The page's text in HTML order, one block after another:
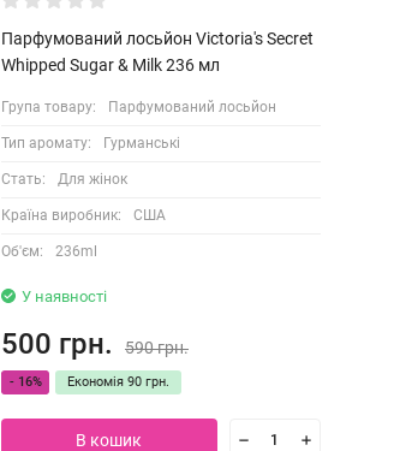
Парфумований лосьйон Victoria's Secret
Whipped Sugar & Milk 236 мл
Група товару: Парфумований лосьйон
Тип аромату: Гурманські
Стать: Для жінок
Країна виробник: США
Об'єм: 236ml
У наявності
500 грн. 590 грн.
- 16% Економія 90 грн.
В кошик